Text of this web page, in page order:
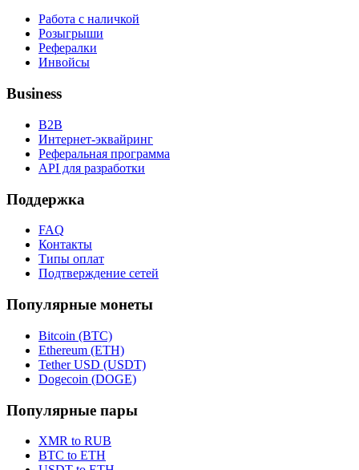
Работа с наличкой
Розыгрыши
Рефералки
Инвойсы
Business
B2B
Интернет-эквайринг
Реферальная программа
API для разработки
Поддержка
FAQ
Контакты
Типы оплат
Подтверждение сетей
Популярные монеты
Bitcoin (BTC)
Ethereum (ETH)
Tether USD (USDT)
Dogecoin (DOGE)
Популярные пары
XMR to RUB
BTC to ETH